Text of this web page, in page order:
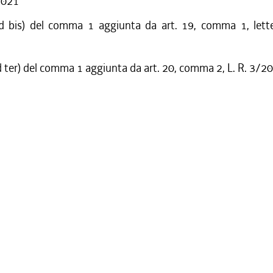
bis) del comma 1 aggiunta da art. 19, comma 1,
ter) del comma 1 aggiunta da art. 20, comma 2, L. R. 3/